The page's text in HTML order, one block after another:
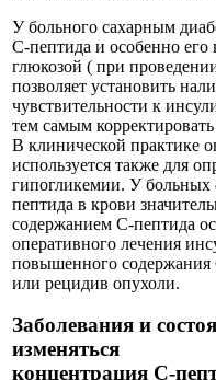
У больного сахарным
С-пептида и особенно его
глюкозой ( при
позволяет установить
чувствительности к
тем самым
В клинической практике
используется также для
гипогликемии. У больных
пептида в крови
содержанием С-пептида
оперативного лечения
повышенного содержания
или рецидив опухоли.
Заболевания и
изменяться
концентрация С-